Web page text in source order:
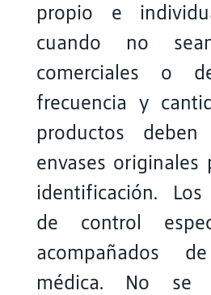
propio e
cuando no
comerciales o
frecuencia y
productos
envases
identificación. Los
de control
acompañados
médica. No se